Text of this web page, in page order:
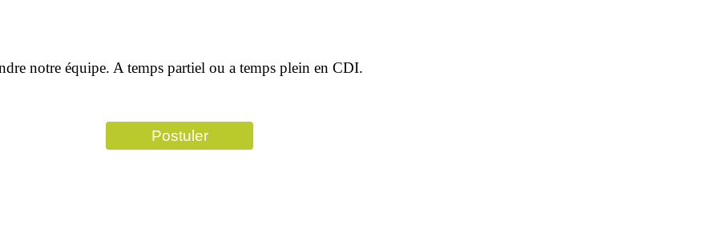
notre équipe. A temps partiel ou a temps plein en CDI.
Postuler